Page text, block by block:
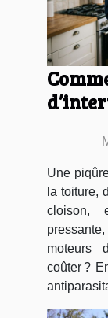
Une
la toiture,
cloison,
moteurs
coûter ?